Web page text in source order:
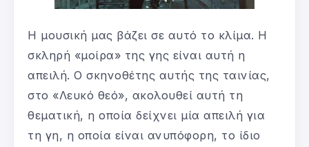
Η μουσική μας βάζει σε αυτό το κλίμα. Η
σκληρή «μοίρα» της γης είναι αυτή η
απειλή. Ο σκηνοθέτης αυτής της ταινίας,
στο «Λευκό θεό», ακολουθεί αυτή τη
θεματική, η οποία δείχνει μία απειλή για
τη γη, η οποία είναι ανυπόφορη, το ίδιο